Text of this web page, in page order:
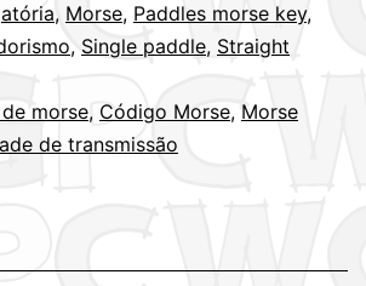
em
CW
, Morse, Paddles morse key,
, Single paddle, Straight
morse, Código Morse, Morse
de transmissão